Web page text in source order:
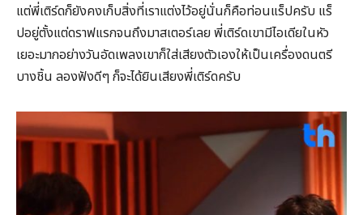
แต่พี่เติร์ดก็ยังคงเก็บสิ่งที่เราแต่งไว้อยู่นั่นก็คือท่อนแร็ปครับ แร็
ปอยู่ตั้งแต่ดราฟแรกจนถึงมาสเตอร์เลย พี่เติร์ดเขามีไอเดียในหัว
เยอะมากอย่างวันอัดเพลงเขาก็ใส่เสียงตัวเองให้เป็นเครื่องดนตรี
บางชิ้น ลองฟังดีๆ ก็จะได้ยินเสียงพี่เติร์ดครับ